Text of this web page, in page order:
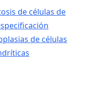
de células de
de células